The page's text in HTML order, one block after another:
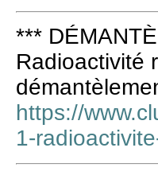
***
Radioactivité
https://
1-